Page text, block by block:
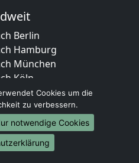
Berlin
Hamburg
München
Köln
Frankfurt am Main
Stuttgart
Düsseldorf
Leipzig
Dortmund
Cookies um die
zu verbessern.
notwendige Cookies